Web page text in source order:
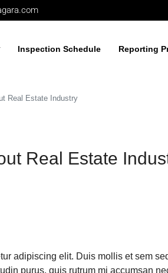
Inspection Schedule Reporting
Real Estate Industry
Real Estate
adipiscing elit. Duis mollis et sem
purus, quis rutrum mi accumsan